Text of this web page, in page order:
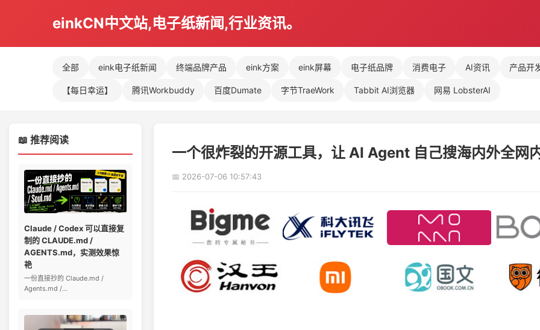
einkCN中文站,电子纸新闻,行业资讯。
全部 eink电子纸新闻 终端品牌产品 eink方案 eink屏幕 电子纸品牌 消费电子 AI资讯 产品开
【每日幸运】 腾讯Workbuddy 百度Dumate 字节TraeWork Tabbit AI浏览器 网易 LobsterAI
📖 推荐阅读
Claude / Codex 可以直接复
制的 CLAUDE.md /
AGENTS.md，实测效果惊
艳
一份直接抄的 Claude.md /
Agents.md /...
一个很炸裂的开源工具，让 AI Agent 自己搜海内外全网
📅 2026-07-06 10:57:43